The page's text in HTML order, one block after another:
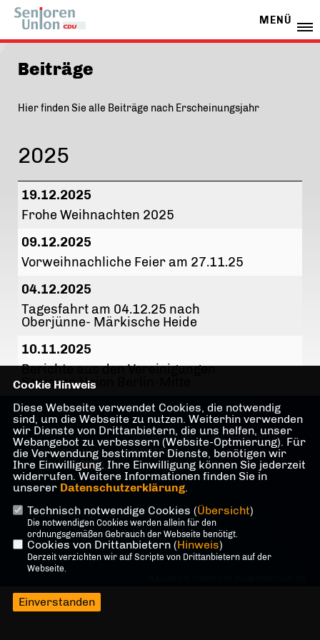
MENÜ
Beiträge
Hier finden Sie alle Beiträge nach Erscheinungsjahr
2025
19.12.2025
Frohe Weihnachten 2025
09.12.2025
Vorweihnachliche Feier am 27.11.25
04.12.2025
Tagesfahrt am 04.12.25 nach
Oberjünne- Märkische Heide
10.11.2025
Berichte aus den Vereinigungen
Senioren Union Berlin-Mitte
IMPRESSUM
DATENSCHUTZ
KONTAKT
@2026 Senioren Union der CDU
Mitte
Alle Rechte vorbehalten.
Cookie Hinweis
Diese Webseite verwendet Cookies, die notwendig
sind, um die Webseite zu nutzen. Weiterhin verwenden
wir Dienste von Drittanbietern, die uns helfen, unser
Webangebot zu verbessern (Website-Optmierung). Für
die Verwendung bestimmter Dienste, benötigen wir
Ihre Einwilligung. Ihre Einwilligung können Sie jederzeit
widerrufen. Weitere Informationen finden Sie in
unserer Datenschutzerklärung.
Technisch notwendige Cookies (Übersicht)
Die notwendigen Cookies werden allein für den
ordnungsgemäßen Gebrauch der Webseite benötigt.
Cookies von Drittanbietern (Hinweis)
Derzeit verzichten wir auf Scripte von Drittanbietern auf der
Webseite.
Einverstanden